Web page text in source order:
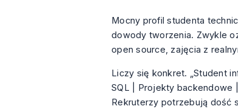
Mocny profil studenta
dowody tworzenia. Zwykle
open source, zajęcia z
Liczy się konkret. „Student
SQL | Projekty backendowe
Rekruterzy potrzebują dość